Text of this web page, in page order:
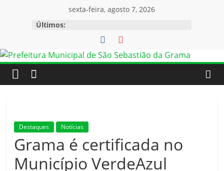
sexta-feira, agosto 7, 2026
Últimos:
Destaques Notícias
Grama é certificada no
Município VerdeAzul